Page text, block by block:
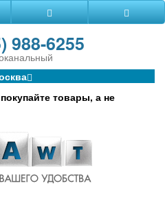
988-6255
товары, а не